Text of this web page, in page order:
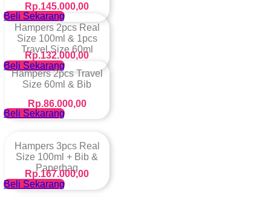
Rp.145.000,00
Beli Sekarang
Hampers 2pcs Real
Size 100ml & 1pcs
Travel Size 60ml
Rp.132.000,00
Beli Sekarang
Hampers 2pcs Travel
Size 60ml & Bib
Rp.86.000,00
Beli Sekarang
Hampers 3pcs Real
Size 100ml + Bib &
Paperbag
Rp.167.000,00
Beli Sekarang